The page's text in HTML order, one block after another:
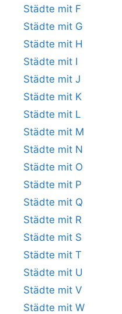
Städte mit F
Städte mit G
Städte mit H
Städte mit I
Städte mit J
Städte mit K
Städte mit L
Städte mit M
Städte mit N
Städte mit O
Städte mit P
Städte mit Q
Städte mit R
Städte mit S
Städte mit T
Städte mit U
Städte mit V
Städte mit W